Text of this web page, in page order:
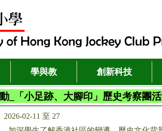
學與教 創新科技
_「小足跡、大腳印」歷史考察團活
2026-02-11 至 27